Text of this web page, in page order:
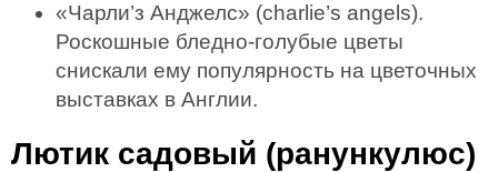
«Чарли’з Анджелс» (charlie’s angels).
Роскошные бледно-голубые цветы
снискали ему популярность на цветочных
выставках в Англии.
Лютик садовый (ранункулюс)